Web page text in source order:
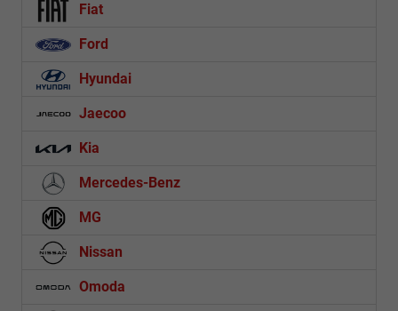
Fiat
Ford
Hyundai
Jaecoo
Kia
Mercedes-Benz
MG
Nissan
Omoda